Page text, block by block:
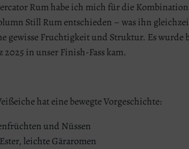
Rum habe ich mich für die Kombination
Still Rum entschieden – was ihn
gewisse Fruchtigkeit und Struktur. Es wurde
in unser Finish-Fass kam.
hat eine bewegte Vorgeschichte:
und Nüssen
leichte Gäraromen